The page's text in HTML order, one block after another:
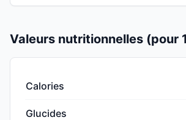
Valeurs nutritionnelles (pour
Calories
Glucides